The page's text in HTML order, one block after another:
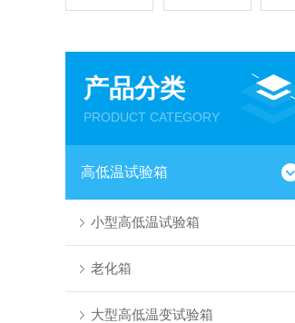
产品分类
PRODUCT CATEGORY
高低温试验箱
小型高低温试验箱
老化箱
大型高低温变试验箱